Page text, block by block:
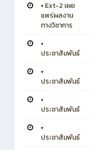
• Ext-2 เผย
แพร่ผลงาน
ทางวิชาการ
•
ประชาสัมพันธ์
•
ประชาสัมพันธ์
•
ประชาสัมพันธ์
•
ประชาสัมพันธ์